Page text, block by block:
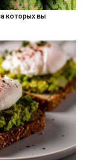
которых вы